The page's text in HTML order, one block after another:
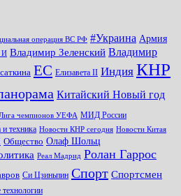
операция ВС РФ #Украина Армия
И Владимир Зеленский Владимир
ЕС Елизавета II Индия КНР
Китайский Новый год
чемпионов УЕФА МИД России
и техника Новости КНР сегодня Новости Китая
Общество Олаф Шольц
Реал Мадрид Ролан Гаррос
Си Цзиньпин Спорт Спортсмен
технологии